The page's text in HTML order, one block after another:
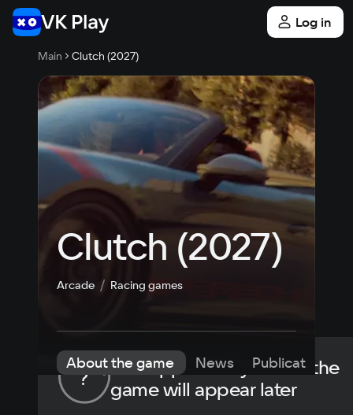
Log in
Main Clutch (2027)
Clutch (2027)
Arcade Racing games
About the game News Publications
?
The opportunity to rate the
game will appear later